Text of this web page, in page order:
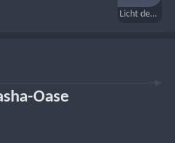
Licht der Vourukasha-Oase
Oase